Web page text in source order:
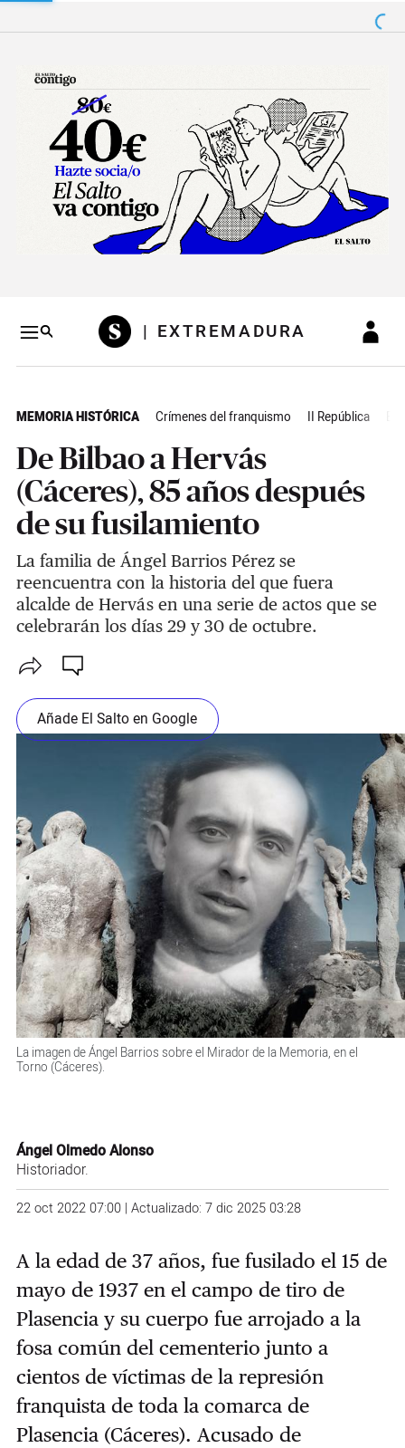
Salto a contenido
| EXTREMADURA
MEMORIA HISTÓRICA Crímenes del franquismo II República
De Bilbao a Hervás
(Cáceres), 85 años después
de su fusilamiento
La familia de Ángel Barrios Pérez se
reencuentra con la historia del que fuera
alcalde de Hervás en una serie de actos que se
celebrarán los días 29 y 30 de octubre.
Añade El Salto en Google
La imagen de Ángel Barrios sobre el Mirador de la Memoria, en el
Torno (Cáceres).
Ángel Olmedo Alonso
Historiador.
22 oct 2022 07:00 | Actualizado: 7 dic 2025 03:28
A la edad de 37 años, fue fusilado el 15 de
mayo de 1937 en el campo de tiro de
Plasencia y su cuerpo fue arrojado a la
fosa común del cementerio junto a
cientos de víctimas de la represión
franquista de toda la comarca de
Plasencia (Cáceres). Acusado de